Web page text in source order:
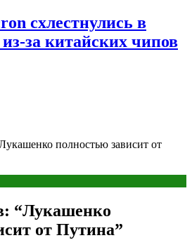
схлестнулись в
за китайских чипов
полностью зависит от
“Лукашенко
от Путина”